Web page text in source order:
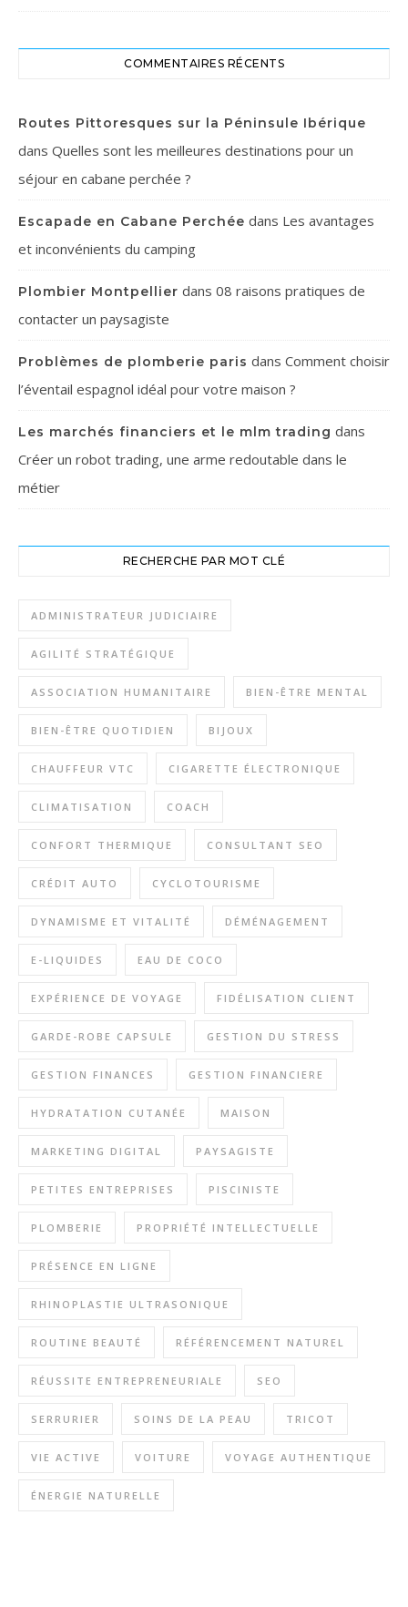
COMMENTAIRES RÉCENTS
Routes Pittoresques sur la Péninsule Ibérique
dans Quelles sont les meilleures destinations pour un
séjour en cabane perchée ?
Escapade en Cabane Perchée dans Les avantages
et inconvénients du camping
Plombier Montpellier dans 08 raisons pratiques de
contacter un paysagiste
Problèmes de plomberie paris dans Comment choisir
l’éventail espagnol idéal pour votre maison ?
Les marchés financiers et le mlm trading dans
Créer un robot trading, une arme redoutable dans le
métier
RECHERCHE PAR MOT CLÉ
ADMINISTRATEUR JUDICIAIRE
AGILITÉ STRATÉGIQUE
ASSOCIATION HUMANITAIRE BIEN-ÊTRE MENTAL
BIEN-ÊTRE QUOTIDIEN BIJOUX
CHAUFFEUR VTC CIGARETTE ÉLECTRONIQUE
CLIMATISATION COACH
CONFORT THERMIQUE CONSULTANT SEO
CRÉDIT AUTO CYCLOTOURISME
DYNAMISME ET VITALITÉ DÉMÉNAGEMENT
E-LIQUIDES EAU DE COCO
EXPÉRIENCE DE VOYAGE FIDÉLISATION CLIENT
GARDE-ROBE CAPSULE GESTION DU STRESS
GESTION FINANCES GESTION FINANCIERE
HYDRATATION CUTANÉE MAISON
MARKETING DIGITAL PAYSAGISTE
PETITES ENTREPRISES PISCINISTE
PLOMBERIE PROPRIÉTÉ INTELLECTUELLE
PRÉSENCE EN LIGNE
RHINOPLASTIE ULTRASONIQUE
ROUTINE BEAUTÉ RÉFÉRENCEMENT NATUREL
RÉUSSITE ENTREPRENEURIALE SEO
SERRURIER SOINS DE LA PEAU TRICOT
VIE ACTIVE VOITURE VOYAGE AUTHENTIQUE
ÉNERGIE NATURELLE